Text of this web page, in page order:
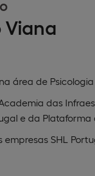
Viana
área de
das
e da
empresas SHL